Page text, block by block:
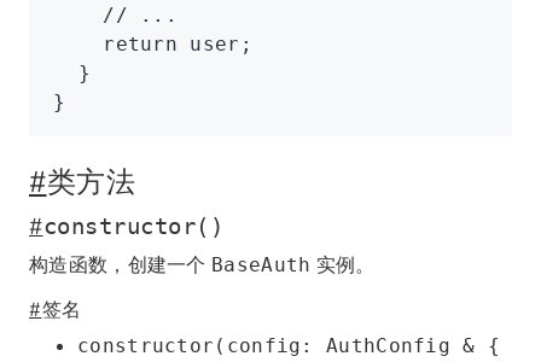
    // ...
    return
user;
  }
}
#类方法
#constructor()
构造函数，创建一个 BaseAuth 实例。
#签名
constructor(config: AuthConfig & {